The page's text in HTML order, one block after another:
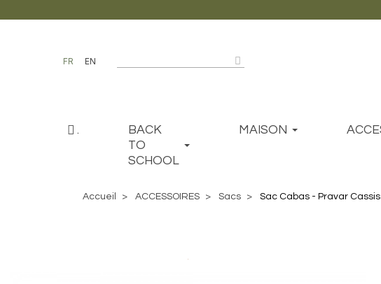
FR EN
.
BACK
TO
SCHOOL
MAISON
Accueil ACCESSOIRES Sacs Sac Cabas - Pravar Cassis